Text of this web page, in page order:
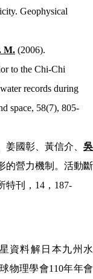
Geophysical
M. (2006).
to the Chi-Chi
records during
space, 58(7), 805-
國彰、黃信介、 吳
的營力機制。活動斷
特刊， 14 ， 187-
資料解日本九州水
物理學會110年年會